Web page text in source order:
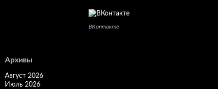
ВКонтакте
Архивы
Август 2026
Июль 2026